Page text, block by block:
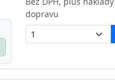
dopravu